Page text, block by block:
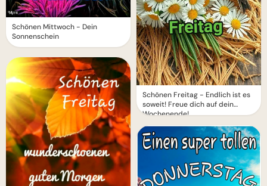
Schönen Mittwoch - Dein
Sonnenschein
Schönen Freitag - Endlich ist es
soweit! Freue dich auf dein
Wochenende!